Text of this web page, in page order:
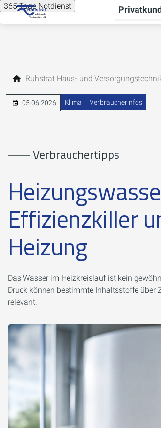
365 Tage Notdienst
Ruhstrat Haus- und
05.06.2026 Klima Verbraucherinfos
⸺ Verbrauchertipps
Effizienzkiller
Heizung
Das Wasser im Heizkreislauf ist kein
Druck können bestimmte Inhaltsstoffe über
relevant.